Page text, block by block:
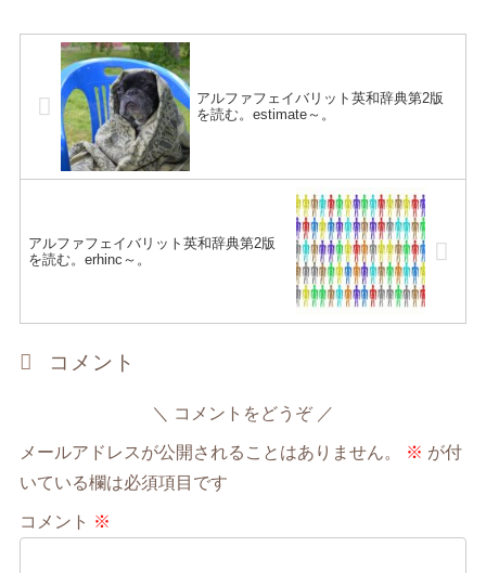
アルファフェイバリット英和辞典第2版
を読む。estimate～。
アルファフェイバリット英和辞典第2版
を読む。erhinc～。
コメント
コメントをどうぞ
メールアドレスが公開されることはありません。 ※ が付
いている欄は必須項目です
コメント ※